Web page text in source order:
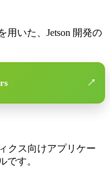
用いた、Jetson 開発の
↗
クス向けアプリケー
です。